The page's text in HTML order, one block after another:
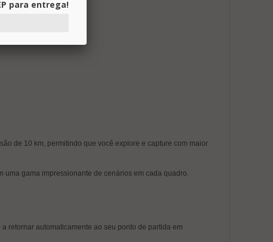
de 10 km, permitindo que você explore e capture com maior
uma gama impressionante de cenários em cada quadro.
retornar automaticamente ao seu ponto de partida em
para entrega!